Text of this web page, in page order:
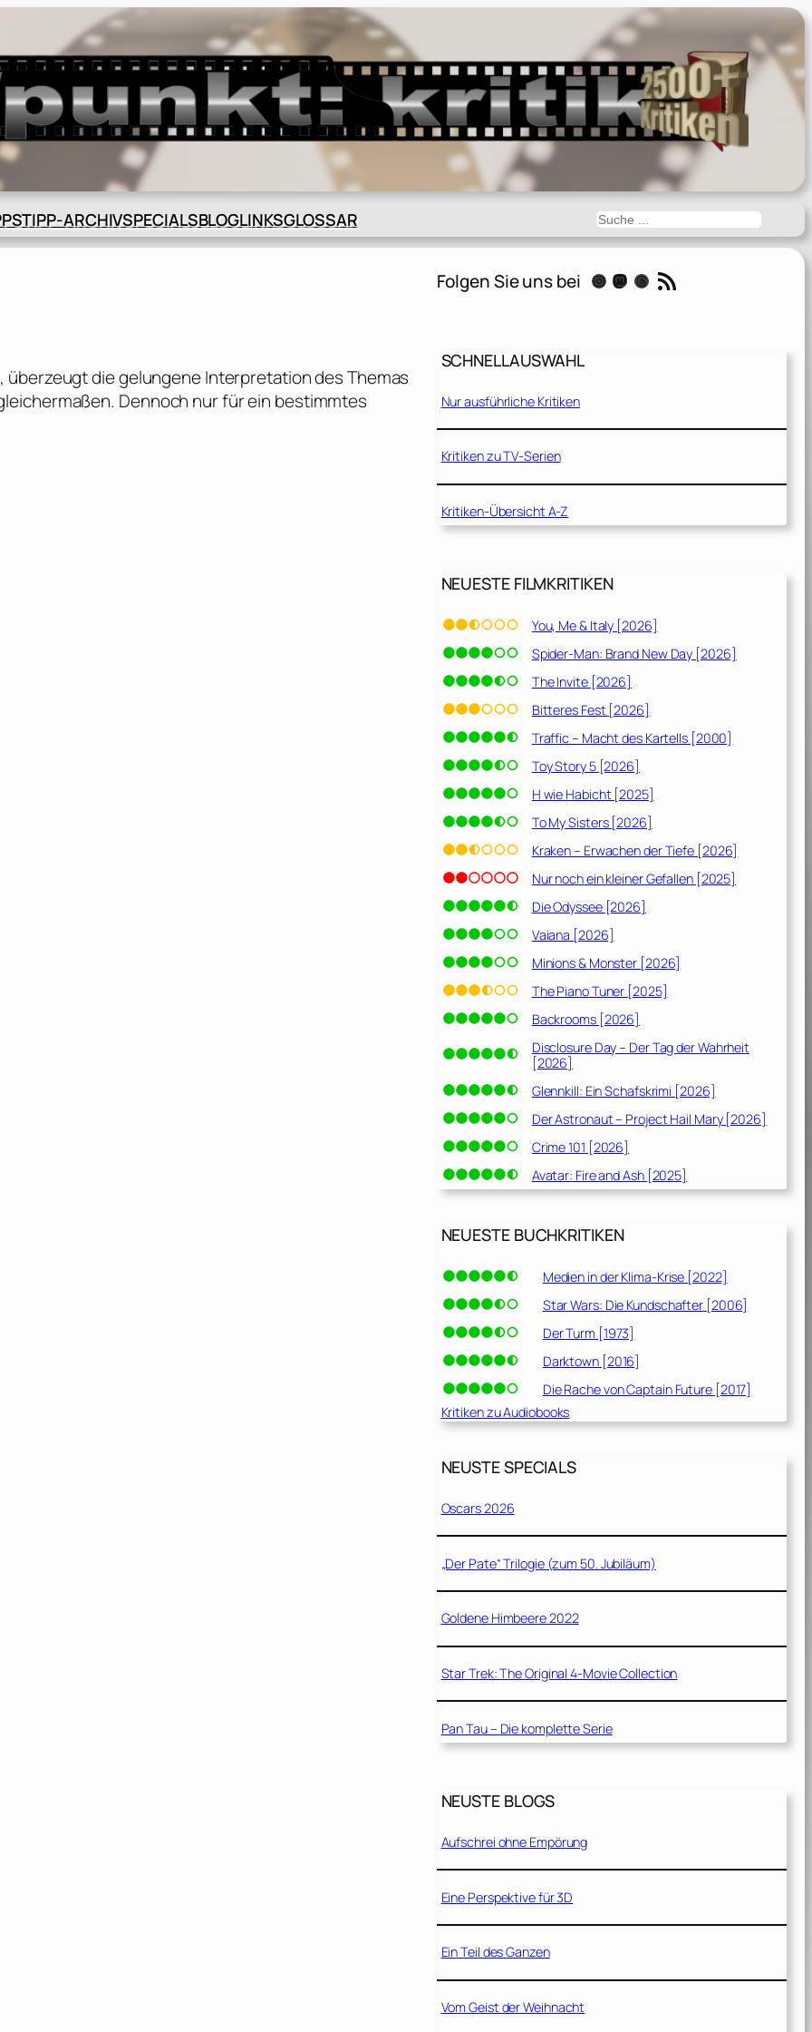
TIPP-ARCHIVSPECIALSBLOGLINKSGLOSSAR Suchen
die gelungene Interpretation des Themas
Dennoch nur für ein bestimmtes
Folgen Sie uns bei Instagram Mastodon Threads RSS-Feed
SCHNELLAUSWAHL
Nur ausführliche Kritiken
Kritiken zu TV-Serien
Kritiken-Übersicht A-Z
NEUESTE FILMKRITIKEN
You, Me & Italy [2026]
Spider-Man: Brand New Day [2026]
The Invite [2026]
Bitteres Fest [2026]
Traffic – Macht des Kartells [2000]
Toy Story 5 [2026]
H wie Habicht [2025]
To My Sisters [2026]
Kraken – Erwachen der Tiefe [2026]
Nur noch ein kleiner Gefallen [2025]
Die Odyssee [2026]
Vaiana [2026]
Minions & Monster [2026]
The Piano Tuner [2025]
Backrooms [2026]
Disclosure Day – Der Tag der Wahrheit
[2026]
Glennkill: Ein Schafskrimi [2026]
Der Astronaut – Project Hail Mary [2026]
Crime 101 [2026]
Avatar: Fire and Ash [2025]
NEUESTE BUCHKRITIKEN
Medien in der Klima-Krise [2022]
Star Wars: Die Kundschafter [2006]
Der Turm [1973]
Darktown [2016]
Die Rache von Captain Future [2017]
Kritiken zu Audiobooks
NEUSTE SPECIALS
Oscars 2026
„Der Pate“ Trilogie (zum 50. Jubiläum)
Goldene Himbeere 2022
Star Trek: The Original 4-Movie Collection
Pan Tau – Die komplette Serie
NEUSTE BLOGS
Aufschrei ohne Empörung
Eine Perspektive für 3D
Ein Teil des Ganzen
Vom Geist der Weihnacht